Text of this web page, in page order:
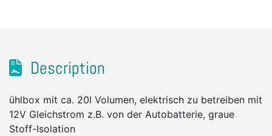
Description
ühlbox mit ca. 20l Volumen, elektrisch zu betreiben mit
12V Gleichstrom z.B. von der Autobatterie, graue
Stoff-Isolation